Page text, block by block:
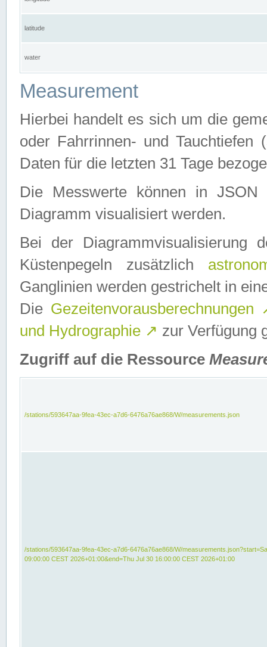
latitude
water
Measurement
Hierbei handelt es sich um die
oder Fahrrinnen- und Tauchtiefen
Daten für die letzten 31 Tage
Die Messwerte können in
Diagramm visualisiert werden.
Bei der Diagrammvisualisierung
Küstenpegeln zusätzlich
Ganglinien werden gestrichelt in
Die Gezeitenvorausberechnungen
und Hydrographie ↗ zur Verfügung
Zugriff auf die Ressource
/stations/593647aa-9fea-43ec-a7d6-6476a76ae868/W/measurements.json
/stations/593647aa-9fea-43ec-a7d6-6476a76ae868/W/
09:00:00 CEST 2026+01:00&end=Thu Jul 30 16:00:00 CEST 2026+01:00